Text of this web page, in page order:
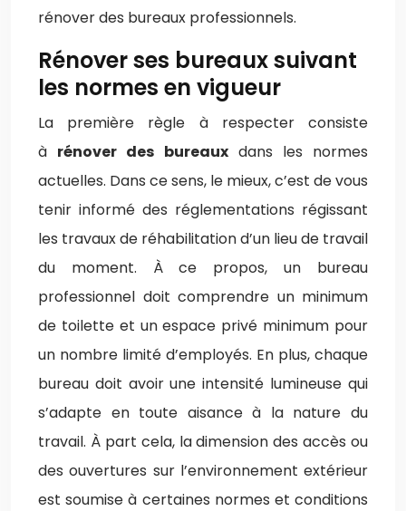
rénover des bureaux professionnels.
Rénover ses bureaux suivant
les normes en vigueur
La première règle à respecter consiste
à rénover des bureauxdans les normes
actuelles. Dans ce sens, le mieux, c’est de vous
tenir informé des réglementations régissant
les travaux de réhabilitation d’un lieu de travail
du moment. À ce propos, un bureau
professionnel doit comprendre un minimum
de toilette et un espace privé minimum pour
un nombre limité d’employés. En plus, chaque
bureau doit avoir une intensité lumineuse qui
s’adapte en toute aisance à la nature du
travail. À part cela, la dimension des accès ou
des ouvertures sur l’environnement extérieur
est soumise à certaines normes et conditions